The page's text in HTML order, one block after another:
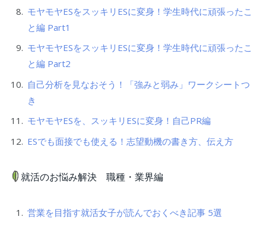
モヤモヤESをスッキリESに変身！学生時代に頑張ったこ
と編 Part1
モヤモヤESをスッキリESに変身！学生時代に頑張ったこ
と編 Part2
自己分析を見なおそう！「強みと弱み」ワークシートつ
き
モヤモヤESを、スッキリESに変身！自己PR編
ESでも面接でも使える！志望動機の書き方、伝え方
就活のお悩み解決 職種・業界編
営業を目指す就活女子が読んでおくべき記事 5選